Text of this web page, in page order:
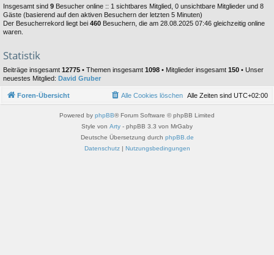
Insgesamt sind 9 Besucher online :: 1 sichtbares Mitglied, 0 unsichtbare Mitglieder und 8
Gäste (basierend auf den aktiven Besuchern der letzten 5 Minuten)
Der Besucherrekord liegt bei 460 Besuchern, die am 28.08.2025 07:46 gleichzeitig online
waren.
Statistik
Beiträge insgesamt 12775 • Themen insgesamt 1098 • Mitglieder insgesamt 150 • Unser
neuestes Mitglied: David Gruber
Foren-Übersicht Alle Zeiten sind UTC+02:00
Alle Cookies löschen
Powered by phpBB® Forum Software © phpBB Limited
Style von Arty - phpBB 3.3 von MrGaby
Deutsche Übersetzung durch phpBB.de
Datenschutz| Nutzungsbedingungen